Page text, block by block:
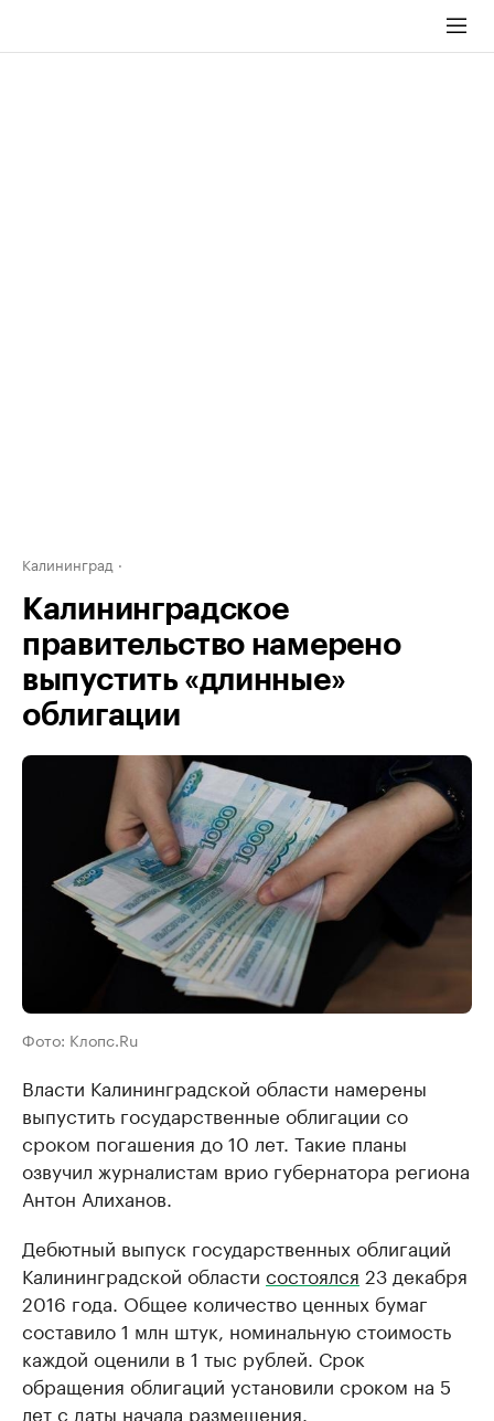
Калининград
Калининградское
правительство намерено
выпустить «длинные»
облигации
Фото: Клопс.Ru
Власти Калининградской области намерены
выпустить государственные облигации со
сроком погашения до 10 лет. Такие планы
озвучил журналистам врио губернатора региона
Антон Алиханов.
Дебютный выпуск государственных облигаций
Калининградской области состоялся 23 декабря
2016 года. Общее количество ценных бумаг
составило 1 млн штук, номинальную стоимость
каждой оценили в 1 тыс рублей. Срок
обращения облигаций установили сроком на 5
лет с даты начала размещения.